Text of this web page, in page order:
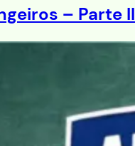
– Parte II